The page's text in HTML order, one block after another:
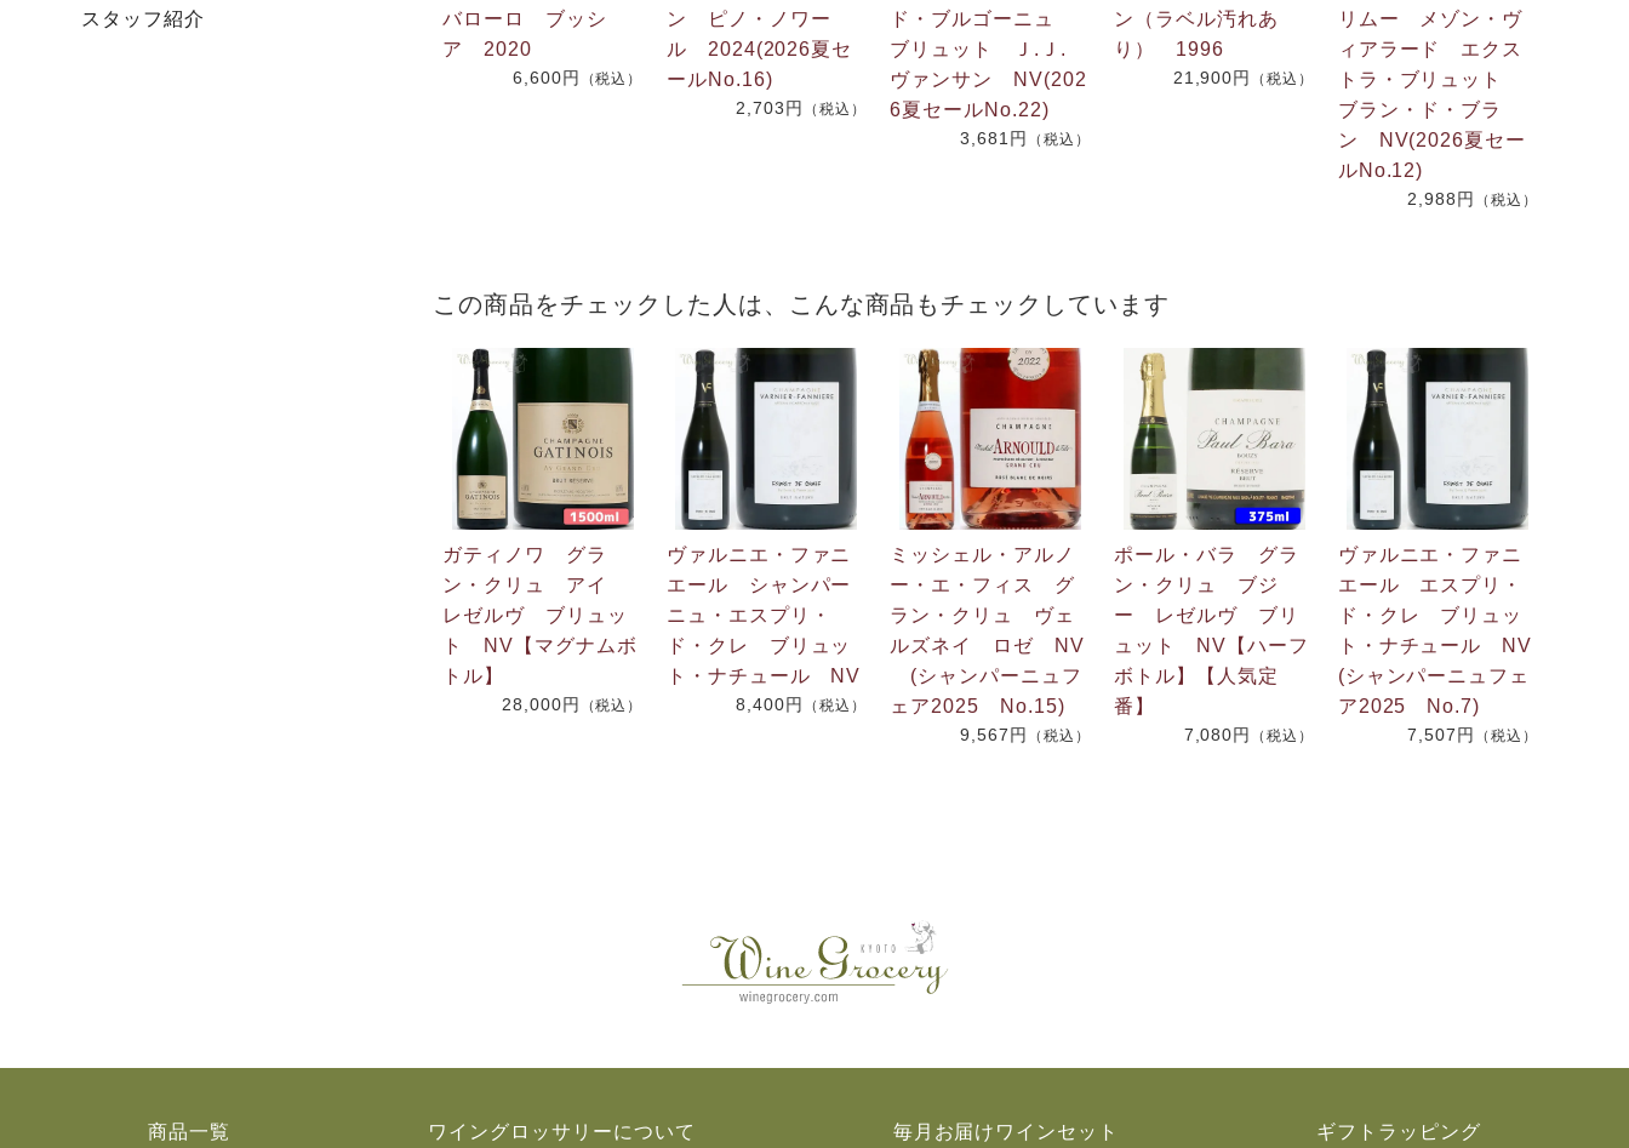
スタッフ紹介
バローロ ブッシ
ア 2020
6,600円 （税込）
ン ピノ・ノワー
ル 2024(2026夏セ
ールNo.16)
2,703円 （税込）
ド・ブルゴーニュ
ブリュット Ｊ.Ｊ.
ヴァンサン NV(202
6夏セールNo.22)
3,681円 （税込）
ン（ラベル汚れあ
り） 1996
21,900円 （税込）
リムー メゾン・ヴ
ィアラード エクス
トラ・ブリュット
ブラン・ド・ブラ
ン NV(2026夏セー
ルNo.12)
2,988円 （税込）
この商品をチェックした人は、こんな商品もチェックしています
ガティノワ グラ
ン・クリュ アイ
レゼルヴ ブリュッ
ト NV【マグナムボ
トル】
28,000円 （税込）
ヴァルニエ・ファニ
エール シャンパー
ニュ・エスプリ・
ド・クレ ブリュッ
ト・ナチュール NV
8,400円 （税込）
ミッシェル・アルノ
ー・エ・フィス グ
ラン・クリュ ヴェ
ルズネイ ロゼ NV
(シャンパーニュフ
ェア2025 No.15)
9,567円 （税込）
ポール・バラ グラ
ン・クリュ ブジ
ー レゼルヴ ブリ
ュット NV【ハーフ
ボトル】【人気定
番】
7,080円 （税込）
ヴァルニエ・ファニ
エール エスプリ・
ド・クレ ブリュッ
ト・ナチュール NV
(シャンパーニュフェ
ア2025 No.7)
7,507円 （税込）
商品一覧 ワイングロッサリーについて 毎月お届けワインセット ギフトラッピング